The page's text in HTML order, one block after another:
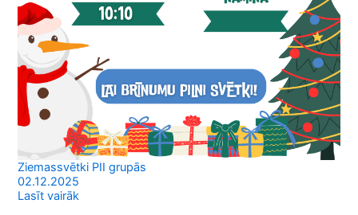
Ziemassvētki PII grupās
02.12.2025
Lasīt vairāk